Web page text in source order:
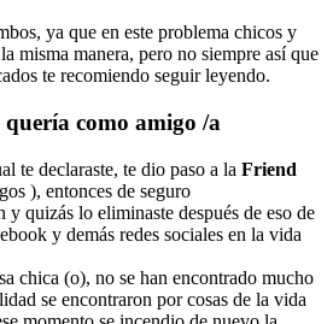
ya que en este problema chicos y
misma manera, pero no siempre así que
te recomiendo seguir leyendo.
como amigo /a
te declaraste, te dio paso a la Friend
), entonces de seguro
y quizás lo eliminaste después de eso de
y demás redes sociales en la vida
chica (o), no se han encontrado mucho
se encontraron por cosas de la vida